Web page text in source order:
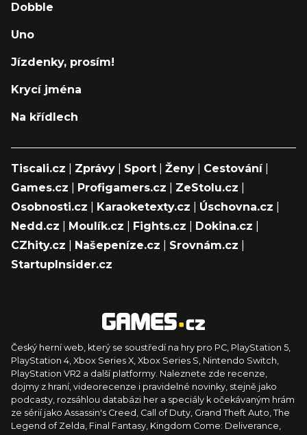
Dobble
Uno
Jízdenky, prosím!
Krycí jména
Na křídlech
Tiscali.cz Zprávy Sport Ženy Cestování|
Games.cz
Profigamers.cz ZeStolu.cz
Osobnosti.cz
Karaoketexty.cz Úschovna.cz
Nedd.cz
Moulík.cz Fights.cz Dokina.cz
CZhity.cz
Našepeníze.cz Srovnám.cz
StartupInsider.cz
Český herní web, který se soustředí na hry pro PC, PlayStation 5,
PlayStation 4, Xbox Series X, Xbox Series S, Nintendo Switch,
PlayStation VR2 a další platformy. Naleznete zde recenze,
dojmy z hraní, videorecenze i pravidelné novinky, stejně jako
podcasty, rozsáhlou databázi her a speciály k očekávaným hrám
ze sérií jako Assassin's Creed, Call of Duty, Grand Theft Auto, The
Legend of Zelda, Final Fantasy, Kingdom Come: Deliverance,